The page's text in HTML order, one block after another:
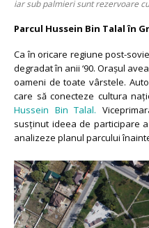
iar sub palmieri sunt rezervoare
Parcul Hussein Bin Talal în
Ca în oricare regiune post-
degradat în anii ‘90. Orașul
oameni de toate vârstele.
care să conecteze cultura
Hussein Bin Talal.
susținut ideea de participare
analizeze planul parcului